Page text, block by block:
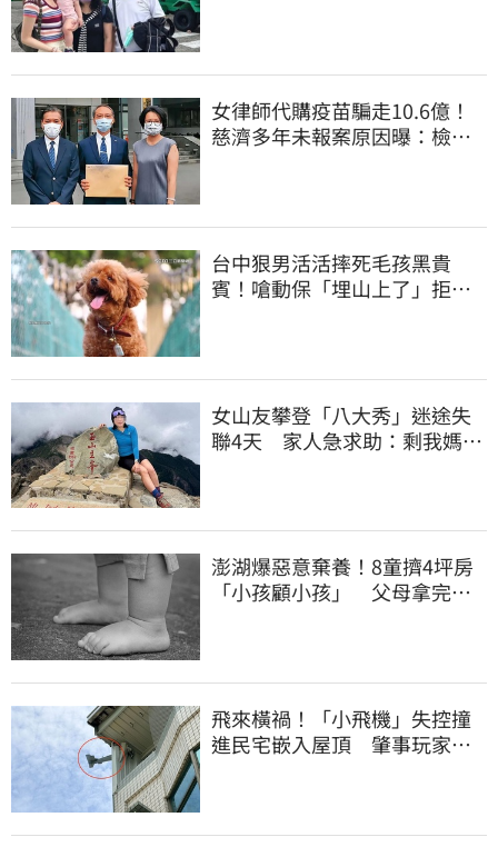
女律師代購疫苗騙走10.6億！
慈濟多年未報案原因曝：檢警
台中狠男活活摔死毛孩黑貴
賓！嗆動保「埋山上了」拒交
女山友攀登「八大秀」迷途失
聯4天 家人急求助：剩我媽還
澎湖爆惡意棄養！8童擠4坪房
「小孩顧小孩」 父母拿完補
飛來橫禍！「小飛機」失控撞
進民宅嵌入屋頂 肇事玩家疑